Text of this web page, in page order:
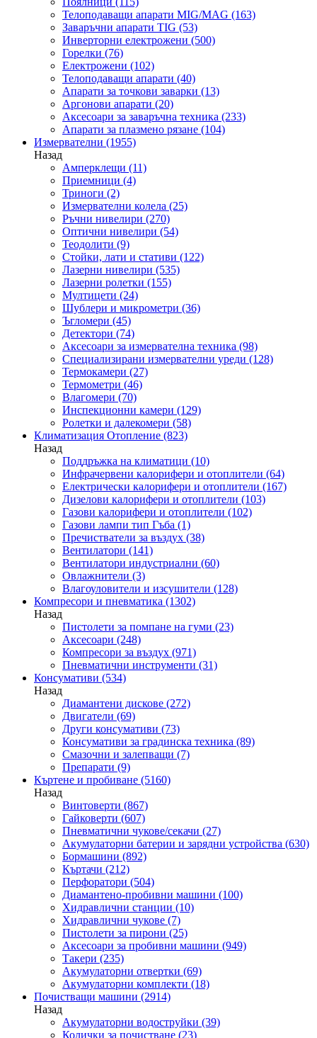
Телоподаващи апарати MIG/MAG (163)
Заваръчни апарати TIG (53)
Инверторни електрожени (500)
Горелки (76)
Електрожени (102)
Телоподаващи апарати (40)
Апарати за точкови заварки (13)
Аргонови апарати (20)
Аксесоари за заваръчна техника (233)
Апарати за плазмено рязане (104)
Измервателни (1955)
Назад
Амперклещи (11)
Приемници (4)
Триноги (2)
Измервателни колела (25)
Ръчни нивелири (270)
Оптични нивелири (54)
Теодолити (9)
Стойки, лати и стативи (122)
Лазерни нивелири (535)
Лазерни ролетки (155)
Мултицети (24)
Шублери и микрометри (36)
Ъгломери (45)
Детектори (74)
Аксесоари за измервателна техника (98)
Специализирани измервателни уреди (128)
Термокамери (27)
Термометри (46)
Влагомери (70)
Инспекционни камери (129)
Ролетки и далекомери (58)
Климатизация Отопление (823)
Назад
Поддръжка на климатици (10)
Инфрачервени калорифери и отоплители (64)
Електрически калорифери и отоплители (167)
Дизелови калорифери и отоплители (103)
Газови калорифери и отоплители (102)
Газови лампи тип Гъба (1)
Пречистватели за въздух (38)
Вентилатори (141)
Вентилатори индустриални (60)
Овлажнители (3)
Влагоуловители и изсушители (128)
Компресори и пневматика (1302)
Назад
Пистолети за помпане на гуми (23)
Аксесоари (248)
Компресори за въздух (971)
Пневматични инструменти (31)
Консумативи (534)
Назад
Диамантени дискове (272)
Двигатели (69)
Други консумативи (73)
Консумативи за градинска техника (89)
Смазочни и залепващи (7)
Препарати (9)
Къртене и пробиване (5160)
Назад
Винтоверти (867)
Гайковерти (607)
Пневматични чукове/секачи (27)
Акумулаторни батерии и зарядни устройства (630)
Бормашини (892)
Къртачи (212)
Перфоратори (504)
Диамантено-пробивни машини (100)
Хидравлични станции (10)
Хидравлични чукове (7)
Пистолети за пирони (25)
Аксесоари за пробивни машини (949)
Такери (235)
Акумулаторни отвертки (69)
Акумулаторни комплекти (18)
Почистващи машини (2914)
Назад
Акумулаторни водоструйки (39)
Колички за почистване (23)